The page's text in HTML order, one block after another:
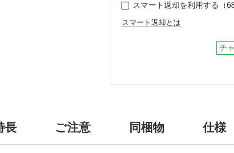
スマート返却を利用する（
スマート返却とは
チ
長 ご注意 同梱物 仕様